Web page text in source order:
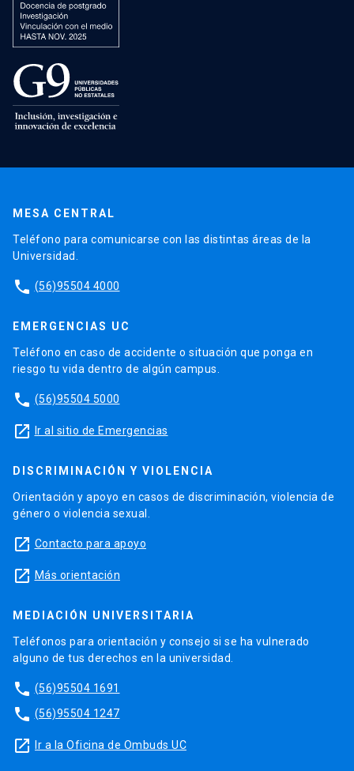
MESA CENTRAL
Teléfono para comunicarse con las distintas áreas de la
Universidad.
phone (56)95504 4000
EMERGENCIAS UC
Teléfono en caso de accidente o situación que ponga en
riesgo tu vida dentro de algún campus.
phone (56)95504 5000
launch Ir al sitio de Emergencias
DISCRIMINACIÓN Y VIOLENCIA
Orientación y apoyo en casos de discriminación, violencia de
género o violencia sexual.
launch Contacto para apoyo
launch Más orientación
MEDIACIÓN UNIVERSITARIA
Teléfonos para orientación y consejo si se ha vulnerado
alguno de tus derechos en la universidad.
phone (56)95504 1691
phone (56)95504 1247
launch Ir a la Oficina de Ombuds UC